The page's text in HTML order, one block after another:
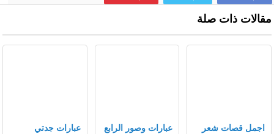
مقالات ذات صلة
اجمل قصات شعر عبارات وصور الرابع عبارات جدتي